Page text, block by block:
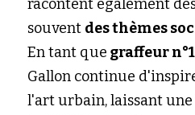
racontent également
souvent des thèmes
En tant que graffeur
Gallon continue
l'art urbain, laissant